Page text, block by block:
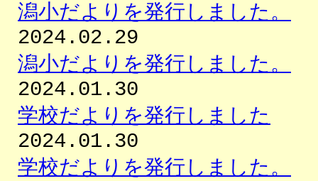
潟小だよりを発行しました。
2024.02.29
潟小だよりを発行しました。
2024.01.30
学校だよりを発行しました
2024.01.30
学校だよりを発行しました。